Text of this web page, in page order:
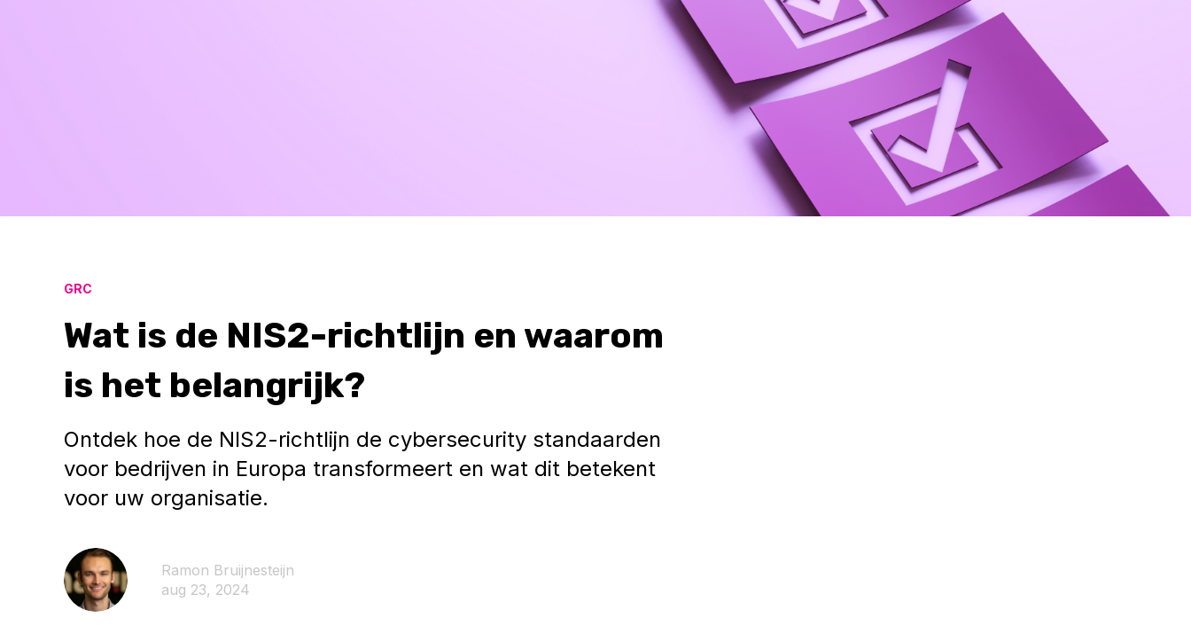
GRC
Wat is de NIS2-richtlijn en waarom
is het belangrijk?
Ontdek hoe de NIS2-richtlijn de cybersecurity standaarden
voor bedrijven in Europa transformeert en wat dit betekent
voor uw organisatie.
Ramon Bruijnesteijn
aug 23, 2024